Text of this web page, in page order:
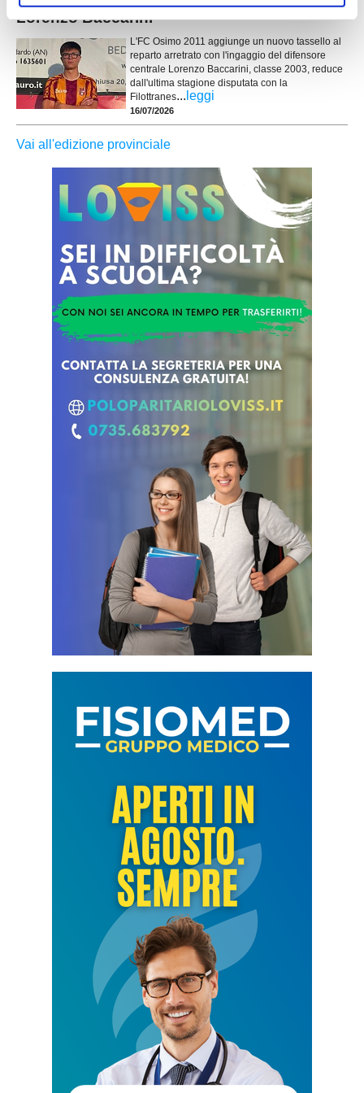
Lorenzo Baccarini
L'FC Osimo 2011 aggiunge un nuovo tassello al
reparto arretrato con l'ingaggio del difensore
centrale Lorenzo Baccarini, classe 2003, reduce
dall'ultima stagione disputata con la
Filottranes... leggi
16/07/2026
Vai all'edizione provinciale